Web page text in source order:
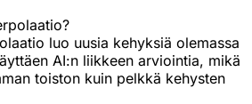
luo uusia kehyksiä olemassa
AI:n liikkeen arviointia, mikä
toiston kuin pelkkä kehysten